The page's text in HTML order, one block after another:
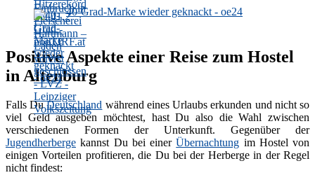
40-Grad-Marke wieder geknackt - oe24
Positive Aspekte einer Reise zum Hostel
in Altenburg
Falls DuDeutschland während eines Urlaubs erkunden und nicht so
viel Geld ausgeben möchtest, hast Du also die Wahl zwischen
verschiedenen Formen der Unterkunft. Gegenüber der
Jugendherberge kannst Du bei einerÜbernachtung im Hostel von
einigen Vorteilen profitieren, die Du bei der Herberge in der Regel
nicht findest: